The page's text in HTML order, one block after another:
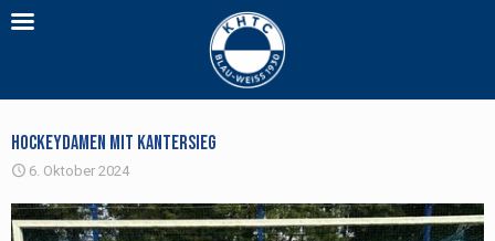
Hockeydamen mit Kantersieg
6. Oktober 2024